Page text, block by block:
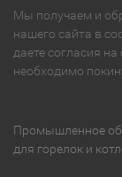
Мы получаем и
нашего сайта в
даете согласия
необходимо
Промышленное
для горелок и